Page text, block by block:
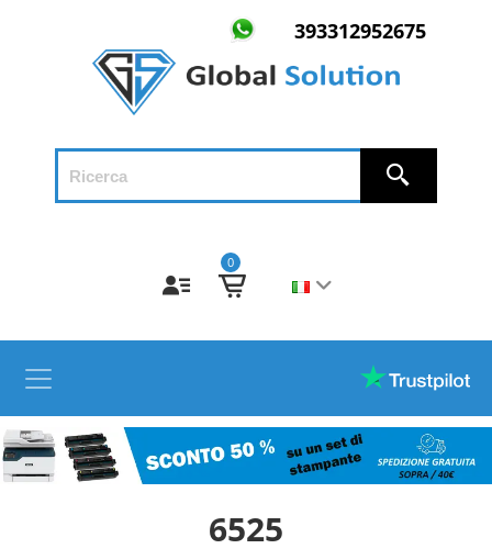
393312952675
0
6525